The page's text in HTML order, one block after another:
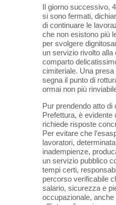
Il giorno successivo,
si sono fermati,
di continuare le
che non esistono più
per svolgere
un servizio rivolto alla
comparto
cimiteriale. Una
segna il punto di
ormai non più
Pur prendendo atto di
Prefettura, è evidente
richiede risposte
Per evitare che
lavoratori,
inadempienze,
un servizio pubblico
tempi certi,
percorso verificabile
salario, sicurezza e
occupazionale, anche